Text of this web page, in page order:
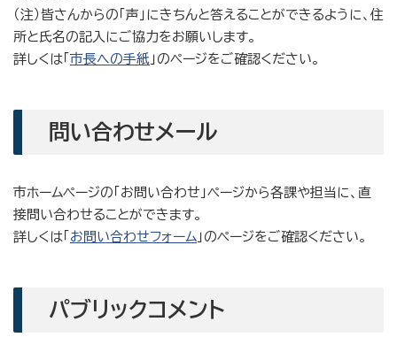
（注）皆さんからの「声」にきちんと答えることができるように、住
所と氏名の記入にご協力をお願いします。
詳しくは「 市長への手紙 」のページをご確認ください。
問い合わせメール
市ホームページの「お問い合わせ」ページから各課や担当に、直
接問い合わせることができます。
詳しくは「 お問い合わせフォーム 」のページをご確認ください。
パブリックコメント